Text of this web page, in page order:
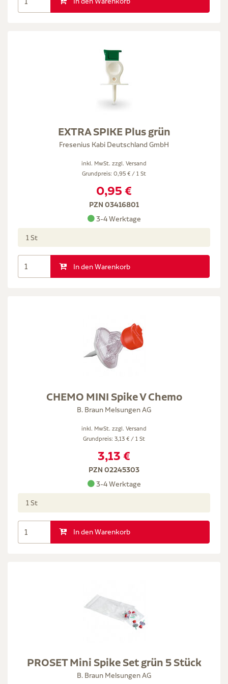
EXTRA SPIKE Plus grün
Fresenius Kabi Deutschland GmbH
inkl. MwSt. zzgl. Versand
Grundpreis: 0,95 € / 1 St
0,95 €
PZN 03416801
3-4 Werktage
1 St
In den Warenkorb
CHEMO MINI Spike V Chemo
B. Braun Melsungen AG
inkl. MwSt. zzgl. Versand
Grundpreis: 3,13 € / 1 St
3,13 €
PZN 02245303
3-4 Werktage
1 St
In den Warenkorb
PROSET Mini Spike Set grün 5 Stück
B. Braun Melsungen AG